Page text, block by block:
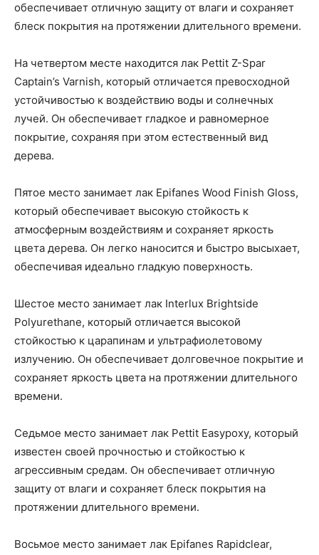
обеспечивает отличную защиту от влаги и сохраняет
блеск покрытия на протяжении длительного времени.
На четвертом месте находится лак Pettit Z-Spar
Captain’s Varnish, который отличается превосходной
устойчивостью к воздействию воды и солнечных
лучей. Он обеспечивает гладкое и равномерное
покрытие, сохраняя при этом естественный вид
дерева.
Пятое место занимает лак Epifanes Wood Finish Gloss,
который обеспечивает высокую стойкость к
атмосферным воздействиям и сохраняет яркость
цвета дерева. Он легко наносится и быстро высыхает,
обеспечивая идеально гладкую поверхность.
Шестое место занимает лак Interlux Brightside
Polyurethane, который отличается высокой
стойкостью к царапинам и ультрафиолетовому
излучению. Он обеспечивает долговечное покрытие и
сохраняет яркость цвета на протяжении длительного
времени.
Седьмое место занимает лак Pettit Easypoxy, который
известен своей прочностью и стойкостью к
агрессивным средам. Он обеспечивает отличную
защиту от влаги и сохраняет блеск покрытия на
протяжении длительного времени.
Восьмое место занимает лак Epifanes Rapidclear,